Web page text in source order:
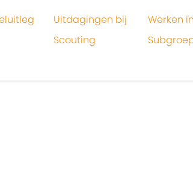
Uitdagingen bij
Scouting
Werken in